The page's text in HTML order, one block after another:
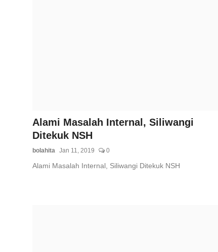
Alami Masalah Internal, Siliwangi
Ditekuk NSH
bolahita Jan 11, 2019 0
Alami Masalah Internal, Siliwangi Ditekuk NSH